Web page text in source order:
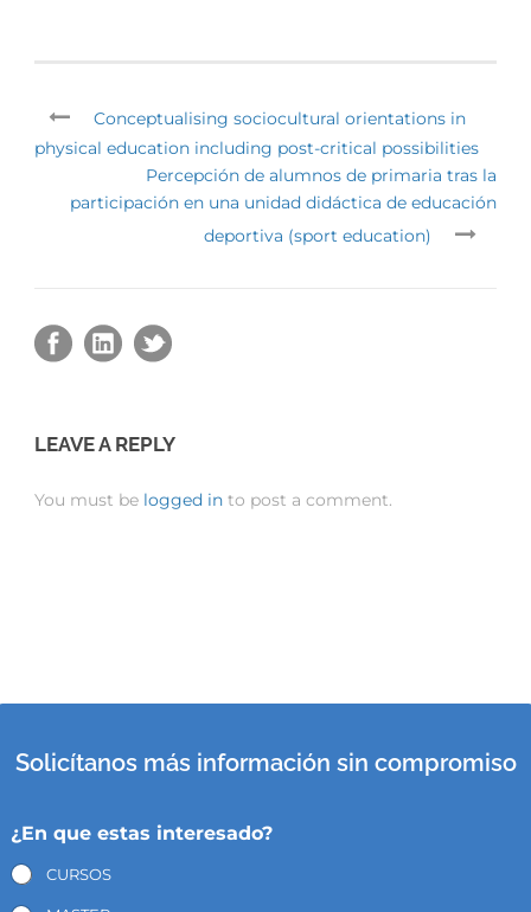
Conceptualising sociocultural orientations in
physical education including post-critical possibilities
Percepción de alumnos de primaria tras la
participación en una unidad didáctica de educación
deportiva (sport education)
LEAVE A REPLY
You must be logged in to post a comment.
Solicítanos más información sin compromiso
¿En que estas interesado?
CURSOS